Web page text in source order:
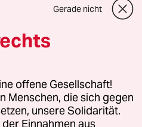
GmbH
Fragen oder für Genehmigungen
Gerade nicht
offene Gesellschaft!
Menschen, die sich gegen
unsere Solidarität.
Einnahmen aus